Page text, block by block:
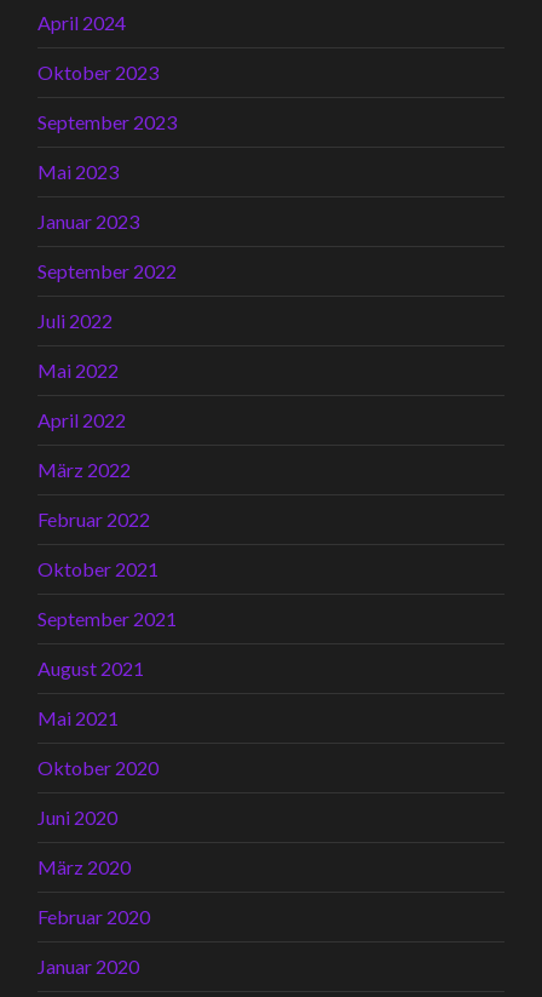
April 2024
Oktober 2023
September 2023
Mai 2023
Januar 2023
September 2022
Juli 2022
Mai 2022
April 2022
März 2022
Februar 2022
Oktober 2021
September 2021
August 2021
Mai 2021
Oktober 2020
Juni 2020
März 2020
Februar 2020
Januar 2020